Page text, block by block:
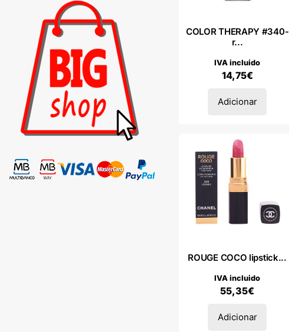
COLOR THERAPY #340-
r...
14,75€
IVA incluido
Adicionar
ROUGE COCO lipstick...
55,35€
IVA incluido
Adicionar